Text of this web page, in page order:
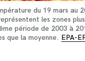
du 19 mars au
les zones
période de 2003 à
que la moyenne. EPA-